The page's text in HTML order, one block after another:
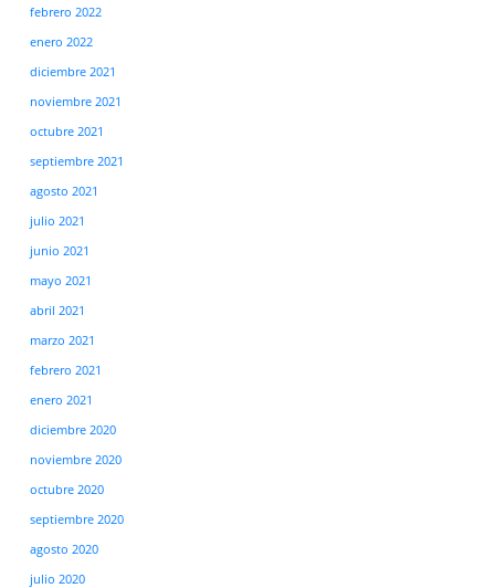
febrero 2022
enero 2022
diciembre 2021
noviembre 2021
octubre 2021
septiembre 2021
agosto 2021
julio 2021
junio 2021
mayo 2021
abril 2021
marzo 2021
febrero 2021
enero 2021
diciembre 2020
noviembre 2020
octubre 2020
septiembre 2020
agosto 2020
julio 2020